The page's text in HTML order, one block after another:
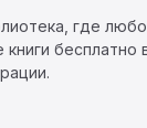
где
бесплатно